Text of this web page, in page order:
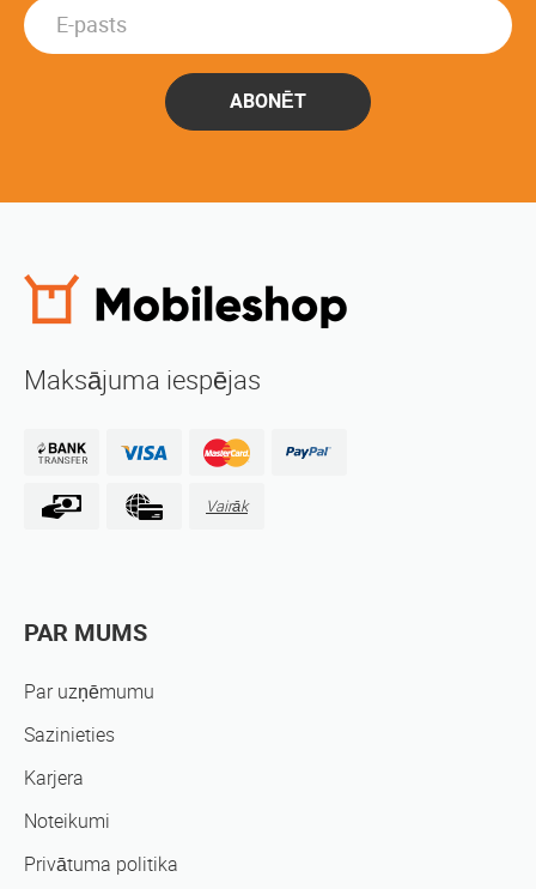
ABONĒT
Maksājuma iespējas
Vairāk
PAR MUMS
Par uzņēmumu
Sazinieties
Karjera
Noteikumi
Privātuma politika